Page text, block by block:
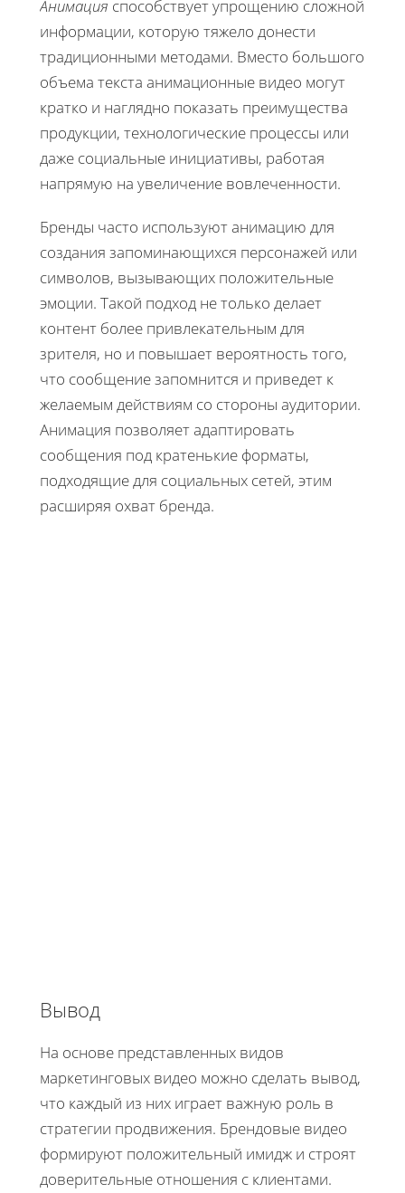
Анимация способствует упрощению сложной
информации, которую тяжело донести
традиционными методами. Вместо большого
объема текста анимационные видео могут
кратко и наглядно показать преимущества
продукции, технологические процессы или
даже социальные инициативы, работая
напрямую на увеличение вовлеченности.
Бренды часто используют анимацию для
создания запоминающихся персонажей или
символов, вызывающих положительные
эмоции. Такой подход не только делает
контент более привлекательным для
зрителя, но и повышает вероятность того,
что сообщение запомнится и приведет к
желаемым действиям со стороны аудитории.
Анимация позволяет адаптировать
сообщения под кратенькие форматы,
подходящие для социальных сетей, этим
расширяя охват бренда.
Вывод
На основе представленных видов
маркетинговых видео можно сделать вывод,
что каждый из них играет важную роль в
стратегии продвижения. Брендовые видео
формируют положительный имидж и строят
доверительные отношения с клиентами.